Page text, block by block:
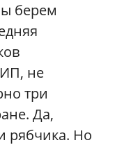
берем
не
три
Да,
рябчика. Но